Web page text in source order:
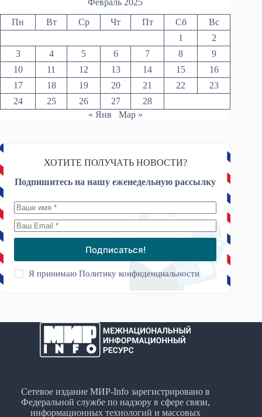
Февраль 2025
Пн Вт Ср Чт Пт Сб
Вс
1
2
3
4 5 6 7 8
9
10
11 12 13 14 15
16
17
18 19 20 21 22
23
24
25 26 27
28
« Янв
Мар »
ХОТИТЕ ПОЛУЧАТЬ НОВОСТИ?
Подпишитесь на нашу еженедельную рассылку
Подписаться!
Я принимаюПолитику конфиденциальности
Сетевое издание МИР-Info зарегистрировано в
Федеральной службе по надзору в сфере связи,
информационных технологий и массовых